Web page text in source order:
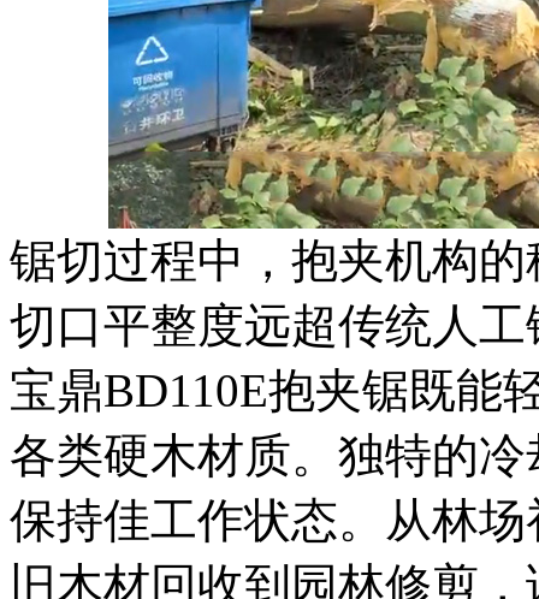
锯切过程中，抱夹机构
切口平整度远超传统人
宝鼎BD110E抱夹锯既能
各类硬木材质。独特的
保持佳工作状态。从林
旧木材回收到园林修剪